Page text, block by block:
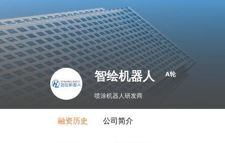
智绘机器人 A轮
喷涂机器人研发商
融资历史 公司简介